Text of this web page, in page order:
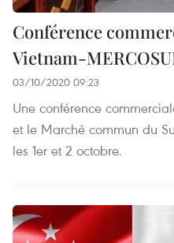
les
échanges
commerciaux
entre
le
Vietnam
le
dernière,
les
échanges
commerciaux
entre
le
et
Conférence
Vietnam-
03/10/2020 09:23
Une conférence
et le Marché commun du
les 1er et 2 octobre.